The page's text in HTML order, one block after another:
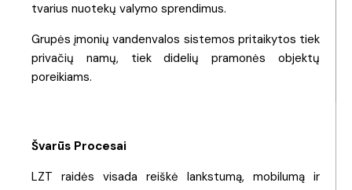
tvarius nuotekų valymo sprendimus.
Grupės įmonių vandenvalos sistemos pritaikytos tiek
privačių namų, tiek didelių pramonės objektų
poreikiams.
Švarūs Procesai
LZT raidės visada reiškė lankstumą, mobilumą ir